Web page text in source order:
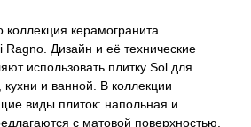
керамогранита
Ragno. Дизайн и её технические
использовать плитку Sol для
и ванной. В коллекции
виды плиток: напольная и
с матовой поверхностью.